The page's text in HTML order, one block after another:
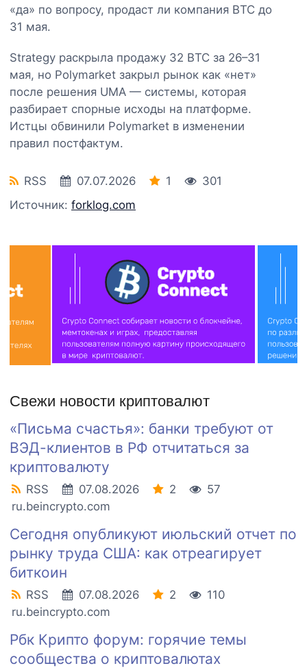
«да» по вопросу, продаст ли компания BTC до
31 мая.
Strategy раскрыла продажу 32 BTC за 26–31
мая, но Polymarket закрыл рынок как «нет»
после решения UMA — системы, которая
разбирает спорные исходы на платформе.
Истцы обвинили Polymarket в изменении
правил постфактум.
RSS 07.07.2026 1
301
Источник: forklog.com
Свежи новости криптовалют
«Письма счастья»: банки требуют от
ВЭД-клиентов в РФ отчитаться за
криптовалюту
RSS 07.08.2026 2
57
ru.beincrypto.com
Сегодня опубликуют июльский отчет по
рынку труда США: как отреагирует
биткоин
RSS 07.08.2026 2
110
ru.beincrypto.com
Рбк Крипто форум: горячие темы
сообщества о криптовалютах